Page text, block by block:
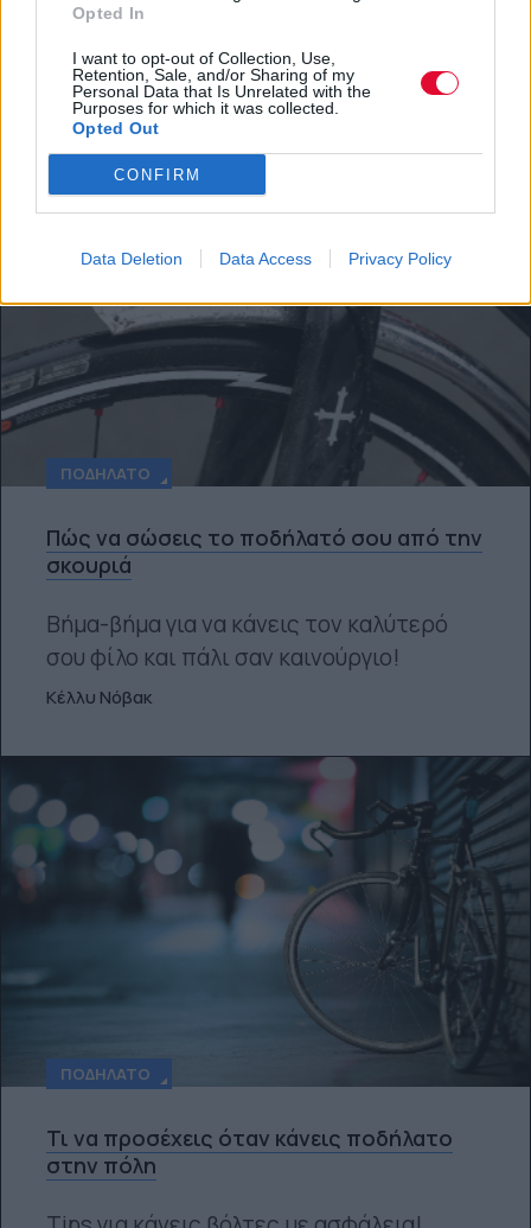
Opted In
I want to opt-out of Collection, Use,
Retention, Sale, and/or Sharing of my
Personal Data that Is Unrelated with the
Purposes for which it was collected.
Opted Out
CONFIRM
Data Deletion Data Access Privacy Policy
Στο πετάλι, και όλα φαίνονται σωστά.
Platform team
ΠΟΔΉΛΑΤΟ
Πώς να σώσεις το ποδήλατό σου από την
σκουριά
Βήμα-βήμα για να κάνεις τον καλύτερό
σου φίλο και πάλι σαν καινούργιο!
Κέλλυ Νόβακ
ΠΟΔΉΛΑΤΟ
Τι να προσέχεις όταν κάνεις ποδήλατο
στην πόλη